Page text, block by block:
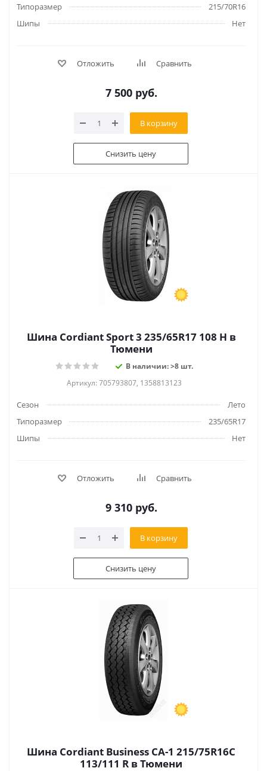
Типоразмер
215/70R16
Шипы
Нет
Отложить Сравнить
7 500 руб.
В корзину
Снизить цену
Шина Cordiant Sport 3 235/65R17 108 H в
Тюмени
В наличии: >8 шт.
Артикул: 705793807, 1358813123
Сезон
Лето
Типоразмер
235/65R17
Шипы
Нет
Отложить Сравнить
9 310 руб.
В корзину
Снизить цену
Шина Cordiant Business CA-1 215/75R16C
113/111 R в Тюмени